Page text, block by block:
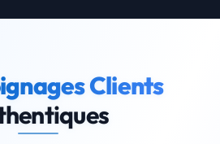
Clients